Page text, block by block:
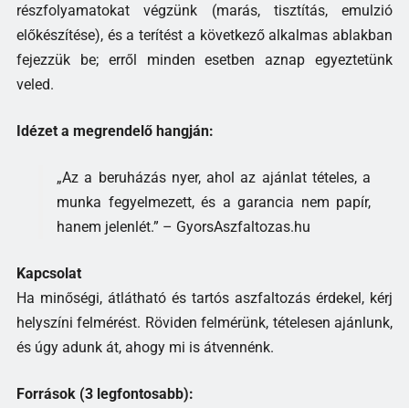
részfolyamatokat végzünk (marás, tisztítás, emulzió
előkészítése), és a terítést a következő alkalmas ablakban
fejezzük be; erről minden esetben aznap egyeztetünk
veled.
Idézet a megrendelő hangján:
„Az a beruházás nyer, ahol az ajánlat tételes, a
munka fegyelmezett, és a garancia nem papír,
hanem jelenlét.” – GyorsAszfaltozas.hu
Kapcsolat
Ha minőségi, átlátható és tartós aszfaltozás érdekel, kérj
helyszíni felmérést. Röviden felmérünk, tételesen ajánlunk,
és úgy adunk át, ahogy mi is átvennénk.
Források (3 legfontosabb):